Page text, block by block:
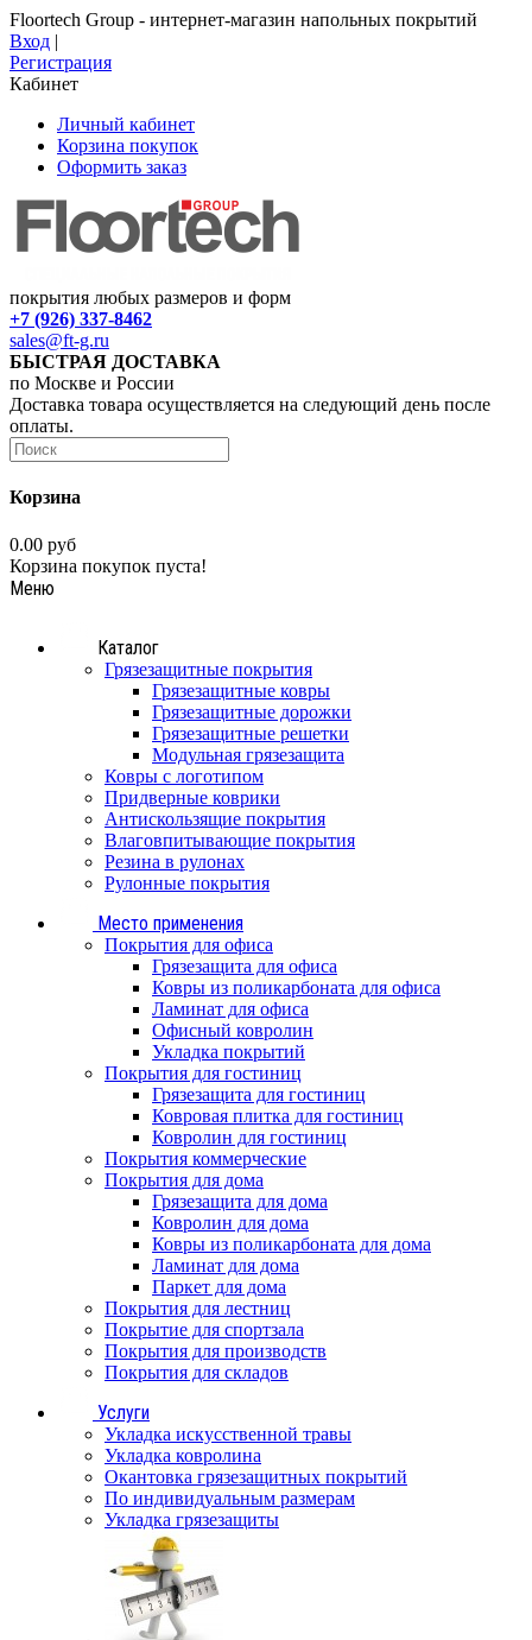
Floortech Group - интернет-магазин напольных покрытий
Вход |
Регистрация
Кабинет
Личный кабинет
Корзина покупок
Оформить заказ
покрытия любых размеров и форм
+7 (926) 337-8462
sales@ft-g.ru
БЫСТРАЯ ДОСТАВКА
по Москве и России
Доставка товара осуществляется на следующий день после
оплаты.
Корзина
0.00 руб
Корзина покупок пуста!
Меню
Каталог
Грязезащитные покрытия
Грязезащитные ковры
Грязезащитные дорожки
Грязезащитные решетки
Модульная грязезащита
Ковры с логотипом
Придверные коврики
Антискользящие покрытия
Влаговпитывающие покрытия
Резина в рулонах
Рулонные покрытия
Место применения
Покрытия для офиса
Грязезащита для офиса
Ковры из поликарбоната для офиса
Ламинат для офиса
Офисный ковролин
Укладка покрытий
Покрытия для гостиниц
Грязезащита для гостиниц
Ковровая плитка для гостиниц
Ковролин для гостиниц
Покрытия коммерческие
Покрытия для дома
Грязезащита для дома
Ковролин для дома
Ковры из поликарбоната для дома
Ламинат для дома
Паркет для дома
Покрытия для лестниц
Покрытие для спортзала
Покрытия для производств
Покрытия для складов
Услуги
Укладка искусственной травы
Укладка ковролина
Окантовка грязезащитных покрытий
По индивидуальным размерам
Укладка грязезащиты